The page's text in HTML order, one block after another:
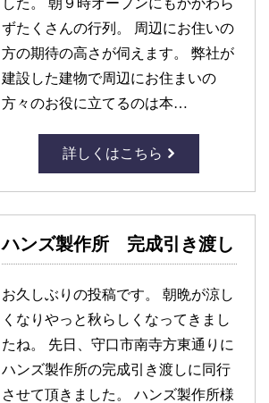
ずたくさんの行列。 周辺にお住いの
方の期待の高さが伺えます。 弊社が
建設した建物で周辺にお住まいの
方々のお役に立てるのは本…
詳しくはこちら
ハンズ製作所 完成引き渡し
お久しぶりの投稿です。 朝晩が涼し
くなりやっと秋らしくなってきまし
たね。 先日、守口市南寺方東通りに
ハンズ製作所の完成引き渡しに同行
させて頂きました。 ハンズ製作所様